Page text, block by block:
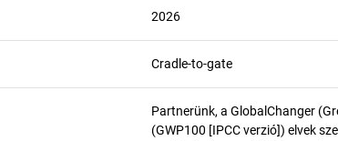
2026
Cradle-to-gate
Partnerünk, a GlobalChanger
(GWP100 [IPCC verzió]) elvek